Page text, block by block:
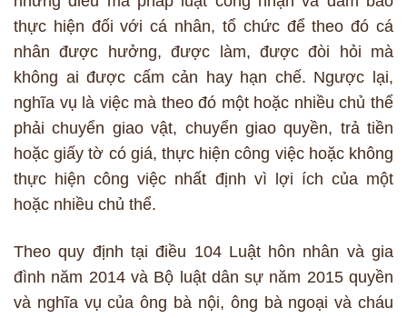
thực hiện đối với cá nhân, tổ chức để theo đó cá
nhân được hưởng, được làm, được đòi hỏi mà
không ai được cấm cản hay hạn chế. Ngược lại,
nghĩa vụ là việc mà theo đó một hoặc nhiều chủ thể
phải chuyển giao vật, chuyển giao quyền, trả tiền
hoặc giấy tờ có giá, thực hiện công việc hoặc không
thực hiện công việc nhất định vì lợi ích của một
hoặc nhiều chủ thể.
Theo quy định tại điều 104 Luật hôn nhân và gia
đình năm 2014 và Bộ luật dân sự năm 2015 quyền
và nghĩa vụ của ông bà nội, ông bà ngoại và cháu